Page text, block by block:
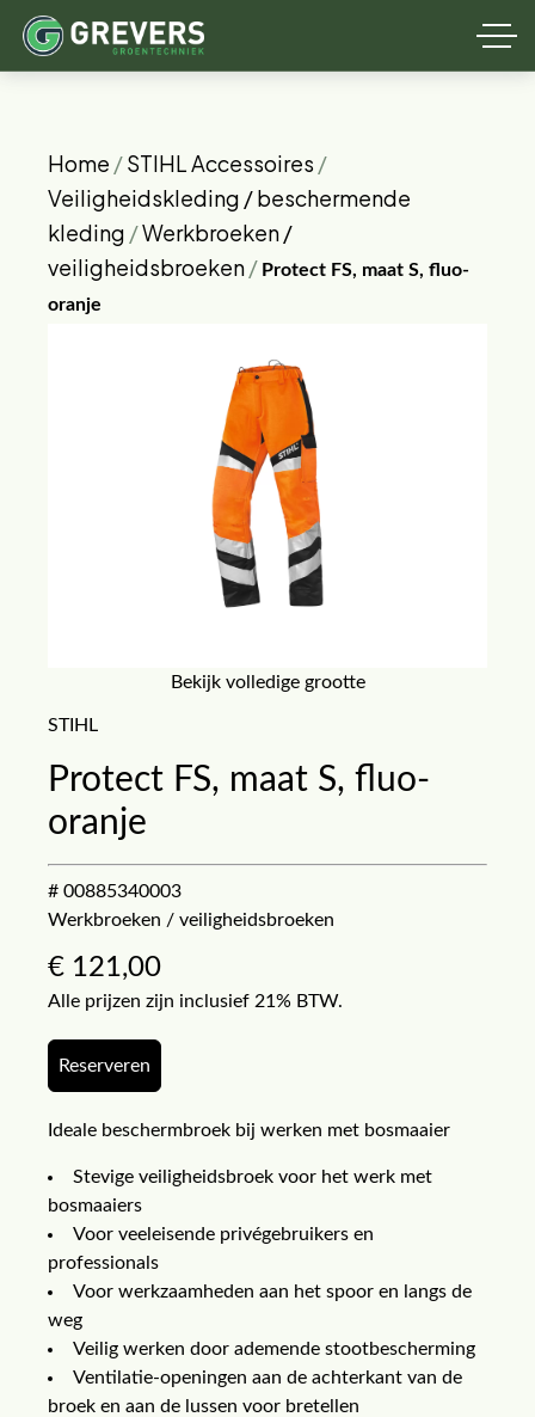
Home /STIHL Accessoires /
Veiligheidskleding / beschermende
kleding /Werkbroeken /
veiligheidsbroeken/ Protect FS, maat S, fluo-
oranje
Bekijk volledige grootte
STIHL
Protect FS, maat S, fluo-
oranje
# 00885340003
Werkbroeken / veiligheidsbroeken
€ 121,00
Alle prijzen zijn inclusief 21% BTW.
Reserveren
Ideale beschermbroek bij werken met bosmaaier
Stevige veiligheidsbroek voor het werk met
bosmaaiers
Voor veeleisende privégebruikers en
professionals
Voor werkzaamheden aan het spoor en langs de
weg
Veilig werken door ademende stootbescherming
Ventilatie-openingen aan de achterkant van de
broek en aan de lussen voor bretellen